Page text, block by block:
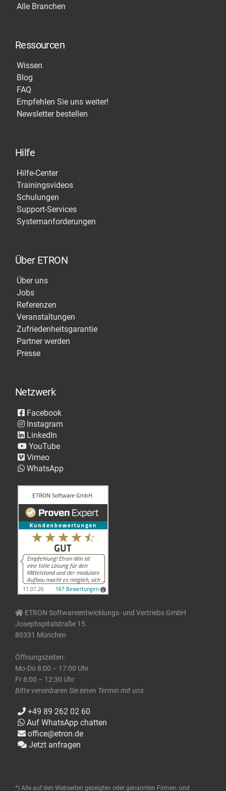
Alle Branchen
Ressourcen
Wissen
Blog
FAQ
Empfehlen Sie uns weiter!
Newsletter bestellen
Hilfe
Hilfe-Center
Trainingsvideos
Schulungen
Support-Services
Systemanforderungen
Über ETRON
Über uns
Jobs
Referenzen
Veranstaltungen
Zufriedenheitsgarantie
Partner werden
Presse
Netzwerk
Facebook
Instagram
LinkedIn
YouTube
Vimeo
WhatsApp
ETRON Softwareentwicklungs- und Vertriebs GmbH
Josephspitalstraße 15
80331 München
Öffnungszeiten:
Mo-Do 8:00 – 17:00 Uhr
Fr 8:00 – 12:30 Uhr
Bitte vereinbaren Sie einen Termin mit uns.
+49 89 262 02 60
Auf WhatsApp chatten
office@etron.de
Jetzt anfragen
*) Alle auf den Webseiten gezeigten oder genannten Firmen- und